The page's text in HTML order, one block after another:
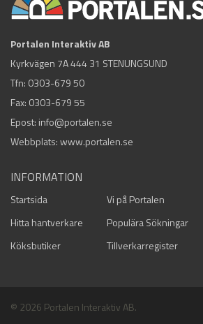
Portalen Interaktiv AB
Kyrkvägen 7A 444 31 STENUNGSUND
Tfn: 0303-679 50
Fax: 0303-679 55
Epost: info@portalen.se
Webbplats: www.portalen.se
INFORMATION
Startsida Vi på Portalen
Hitta hantverkare
Populära Sökningar
Köksbutiker
Tillverkarregister
© 2026 Portalen Interaktiv AB.